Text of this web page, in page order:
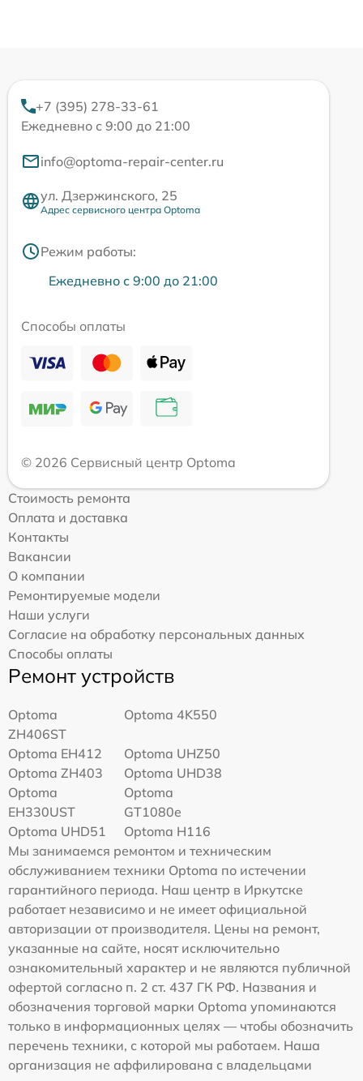
+7 (395) 278-33-61
Ежедневно с 9:00 до 21:00
info@optoma-repair-center.ru
ул. Дзержинского, 25
Адрес сервисного центра Optoma
Режим работы:
Ежедневно с 9:00 до 21:00
Способы оплаты
© 2026 Сервисный центр Optoma
Стоимость ремонта
Оплата и доставка
Контакты
Вакансии
О компании
Ремонтируемые модели
Наши услуги
Согласие на обработку персональных данных
Способы оплаты
Ремонт устройств
Optoma
ZH406ST
Optoma 4K550
Optoma EH412
Optoma UHZ50
Optoma ZH403
Optoma UHD38
Optoma
EH330UST
Optoma
GT1080e
Optoma UHD51
Optoma H116
Мы занимаемся ремонтом и техническим
обслуживанием техники Optoma по истечении
гарантийного периода. Наш центр в Иркутске
работает независимо и не имеет официальной
авторизации от производителя. Цены на ремонт,
указанные на сайте, носят исключительно
ознакомительный характер и не являются публичной
офертой согласно п. 2 ст. 437 ГК РФ. Названия и
обозначения торговой марки Optoma упоминаются
только в информационных целях — чтобы обозначить
перечень техники, с которой мы работаем. Наша
организация не аффилирована с владельцами